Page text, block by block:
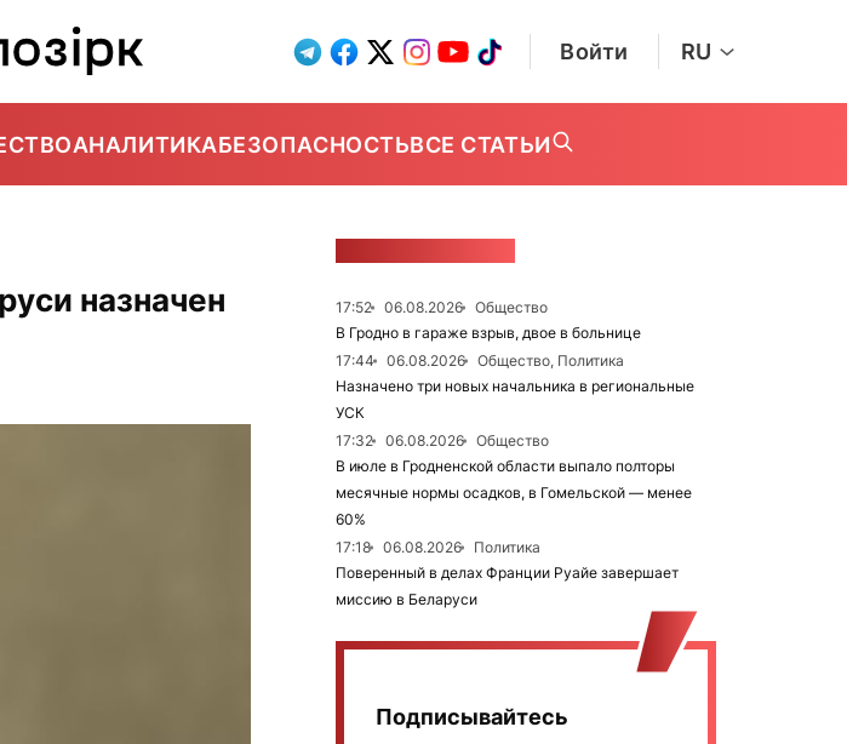
Войти RU
АНАЛИТИКАБЕЗОПАСНОСТЬВСЕ СТАТЬИ
назначен
17:52 06.08.2026
Общество
В Гродно в гараже взрыв, двое в больнице
17:44
06.08.2026
Общество, Политика
Назначено три новых начальника в региональные
УСК
17:32
06.08.2026
Общество
В июле в Гродненской области выпало полторы
месячные нормы осадков, в Гомельской — менее
60%
17:18
06.08.2026
Политика
Поверенный в делах Франции Руайе завершает
миссию в Беларуси
Подписывайтесь